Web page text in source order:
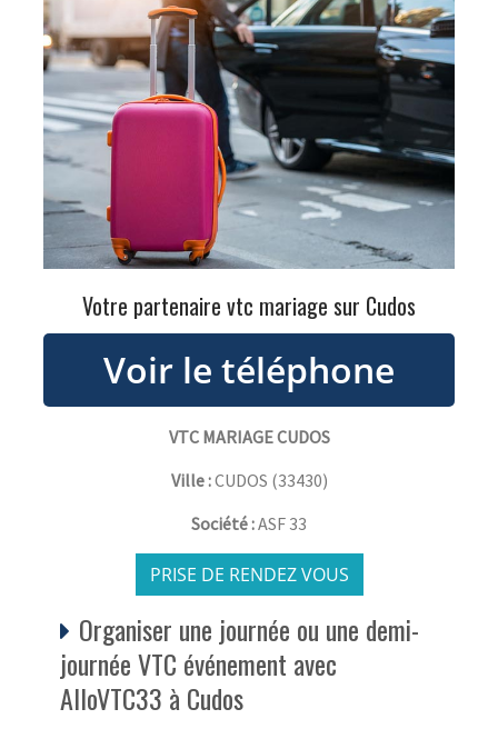
Votre partenaire vtc mariage sur Cudos
VTC MARIAGE CUDOS
Ville :CUDOS (33430)
Société :ASF 33
PRISE DE RENDEZ VOUS
Organiser une journée ou une demi-
journée VTC événement avec
AlloVTC33 à Cudos